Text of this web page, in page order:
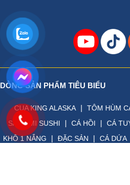
DÒNG SẢN PHẨM TIÊU BIỂU
CUA KING ALASKA | TÔM HÙM
SASHIMI SUSHI | CÁ HỒI | CÁ
KHÔ 1 NẮNG | ĐẶC SẢN | CÁ DỨA